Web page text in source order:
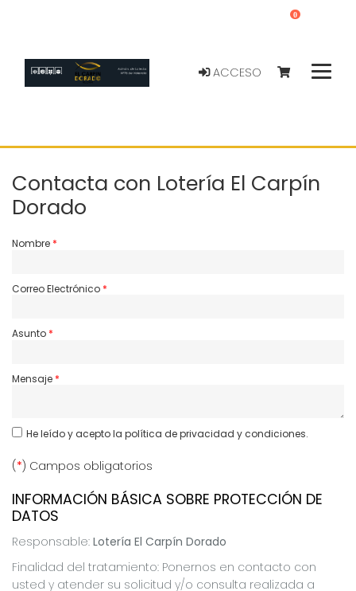
ACCESO
0
Contacta con Lotería El Carpín
Dorado
Nombre
Correo Electrónico
Asunto
Mensaje
He leído y aceptola política de privacidad y condiciones.
(*) Campos obligatorios
INFORMACIÓN BÁSICA SOBRE PROTECCIÓN DE
DATOS
Responsable: Lotería El Carpín Dorado
Finalidad del tratamiento: Ponernos en contacto con
usted y atender su solicitud y/o consulta realizada a